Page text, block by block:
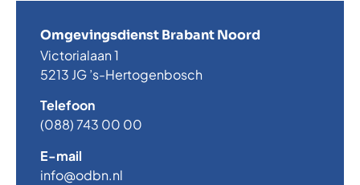
Omgevingsdienst Brabant Noord
Victorialaan 1
5213 JG ’s-Hertogenbosch
Telefoon
(088) 743 00 00
E-mail
info@odbn.nl